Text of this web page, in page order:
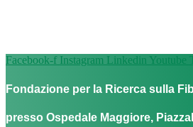
Facebook-f Instagram Linkedin Youtube
Fondazione per la Ricerca sulla
presso Ospedale Maggiore,